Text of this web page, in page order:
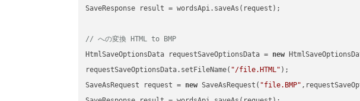
SaveResponse result = wordsApi.saveAs(request);
// への変換 HTML to BMP
HtmlSaveOptionsData requestSaveOptionsData = new
requestSaveOptionsData.setFileName( "/file.HTML" );
SaveAsRequest request = new SaveAsRequest( "file.BMP"